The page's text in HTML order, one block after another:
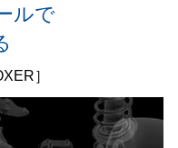
ルで
］